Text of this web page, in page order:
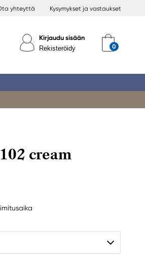
yhteyttä Kysymykset ja vastaukset
Kirjaudu sisään
Rekisteröidy
cream